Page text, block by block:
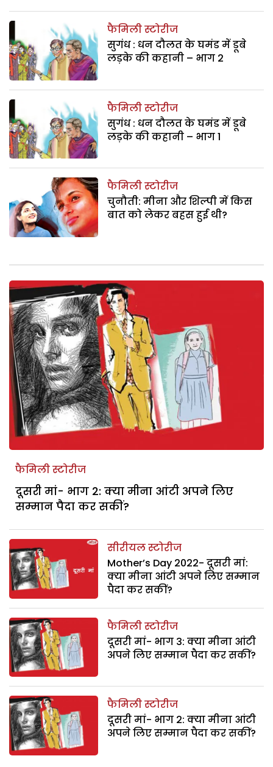
फैमिली स्टोरीज
सुगंध : धन दौलत के घमंड में डूबे
लड़के की कहानी – भाग 2
फैमिली स्टोरीज
सुगंध : धन दौलत के घमंड में डूबे
लड़के की कहानी – भाग 1
फैमिली स्टोरीज
चुनौती: मीना और शिल्पी में किस
बात को लेकर बहस हुई थी?
फैमिली स्टोरीज
दूसरी मां- भाग 2: क्या मीना आंटी अपने लिए
सम्मान पैदा कर सकीं?
सीरीयल स्टोरीज
Mother’s Day 2022- दूसरी मां:
क्या मीना आंटी अपने लिए सम्मान
पैदा कर सकीं?
फैमिली स्टोरीज
दूसरी मां- भाग 3: क्या मीना आंटी
अपने लिए सम्मान पैदा कर सकीं?
फैमिली स्टोरीज
दूसरी मां- भाग 2: क्या मीना आंटी
अपने लिए सम्मान पैदा कर सकीं?